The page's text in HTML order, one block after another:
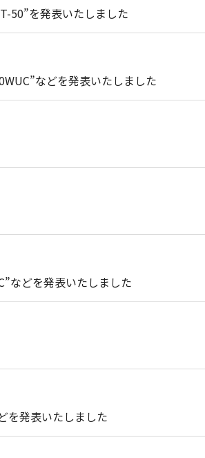
50”を発表いたしました
などを発表いたしました
などを発表いたしました
を発表いたしました